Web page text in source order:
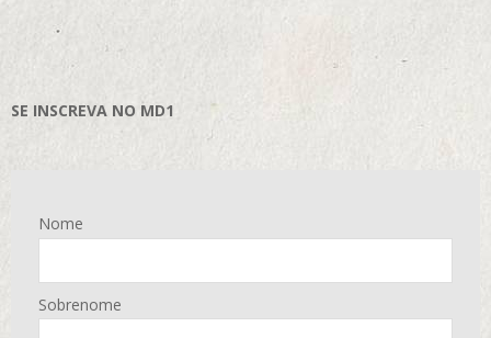
SE INSCREVA NO MD1
Nome
Sobrenome